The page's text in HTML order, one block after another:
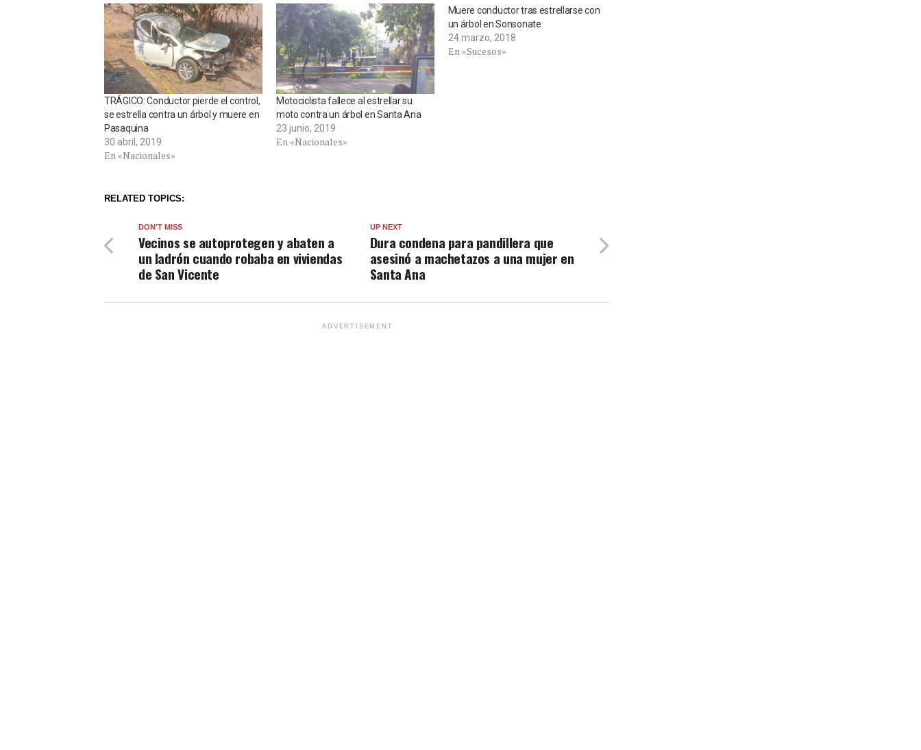
TRÁGICO: Conductor pierde el control,
se estrella contra un árbol y muere en
Pasaquina
30 abril, 2019
En «Nacionales»
Motociclista fallece al estrellar su
moto contra un árbol en Santa Ana
23 junio, 2019
En «Nacionales»
Muere conductor tras estrellarse con
un árbol en Sonsonate
24 marzo, 2018
En «Sucesos»
RELATED TOPICS:
UP NEXT
Dura condena para pandillera que
asesinó a machetazos a una mujer en
Santa Ana
DON'T MISS
Vecinos se autoprotegen y abaten a
un ladrón cuando robaba en viviendas
de San Vicente
ADVERTISEMENT